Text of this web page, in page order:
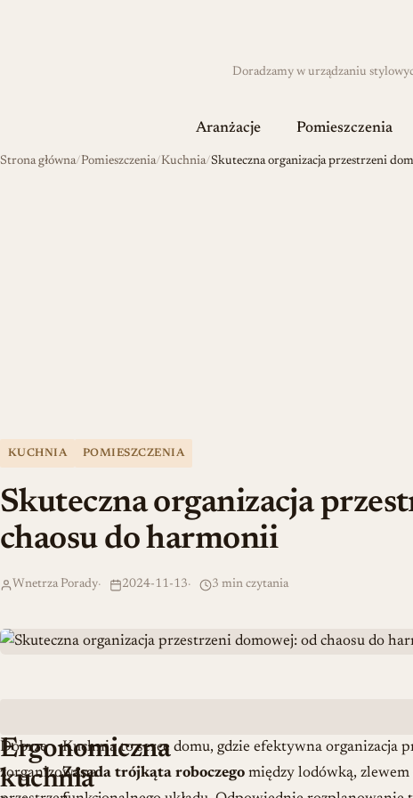
Doradzamy w urządzaniu
Aranżacje Pomieszczenia
Strona główna Pomieszczenia Kuchnia Skuteczna organizacja przestrzeni
KUCHNIA POMIESZCZENIA
Skuteczna organizacja
chaosu do harmonii
Wnetrza Porady 2024-11-13 3 min czytania
Dobrze
zorganizowana
Ergonomiczna
kuchnia
Kuchnia to serce domu, gdzie efektywna organizacja
Zasada trójkąta roboczego między lodówką, zlewem